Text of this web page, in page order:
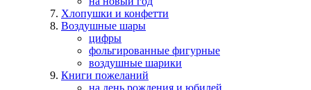
Хлопушки и конфетти
Воздушные шары
цифры
фольгированные фигурные
воздушные шарики
Книги пожеланий
на день рождения и юбилей